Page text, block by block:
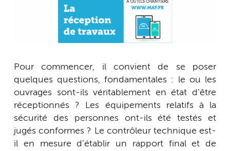
Pour commencer, il convient de se poser
quelques questions, fondamentales : le ou les
ouvrages sont-ils véritablement en état d’être
réceptionnés ? Les équipements relatifs à la
sécurité des personnes ont-ils été testés et
jugés conformes ? Le contrôleur technique est-
il en mesure d’établir un rapport final et de